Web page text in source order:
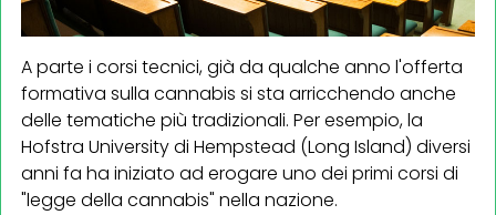
A parte i corsi tecnici, già da qualche anno l'offerta
formativa sulla cannabis si sta arricchendo anche
delle tematiche più tradizionali. Per esempio, la
Hofstra University di Hempstead (Long Island) diversi
anni fa ha iniziato ad erogare uno dei primi corsi di
"legge della cannabis" nella nazione.